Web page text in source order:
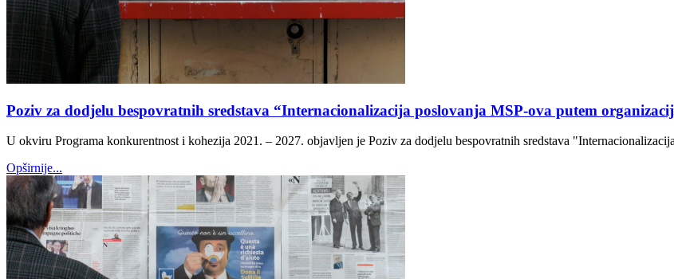
Poziv za dodjelu bespovratnih sredstava “Internacionalizacija poslovanja MSP-ova putem
U okviru Programa konkurentnost i kohezija 2021. – 2027. objavljen je Poziv za dodjelu bespovratnih sredstava
Opširnije...